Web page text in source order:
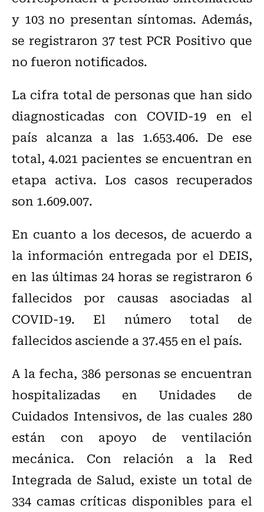
y 103 no presentan síntomas. Además,
se registraron 37 test PCR Positivo que
no fueron notificados.
La cifra total de personas que han sido
diagnosticadas con COVID-19 en el
país alcanza a las 1.653.406. De ese
total, 4.021 pacientes se encuentran en
etapa activa. Los casos recuperados
son 1.609.007.
En cuanto a los decesos, de acuerdo a
la información entregada por el DEIS,
en las últimas 24 horas se registraron 6
fallecidos por causas asociadas al
COVID-19. El número total de
fallecidos asciende a 37.455 en el país.
A la fecha, 386 personas se encuentran
hospitalizadas en Unidades de
Cuidados Intensivos, de las cuales 280
están con apoyo de ventilación
mecánica. Con relación a la Red
Integrada de Salud, existe un total de
334 camas críticas disponibles para el